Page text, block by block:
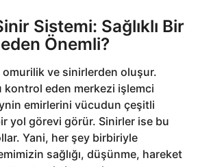
Sistemi: Sağlıklı Bir
Önemli?
ve sinirlerden oluşur.
kontrol eden merkezi işlemci
emirlerini vücudun çeşitli
yol görevi görür. Sinirler ise bu
Yani, her şey birbiriyle
sağlığı, düşünme, hareket